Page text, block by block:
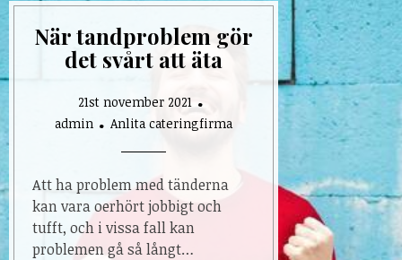
När tandproblem gör
det svårt att äta
21st november 2021
admin
Anlita cateringfirma
Att ha problem med tänderna
kan vara oerhört jobbigt och
tufft, och i vissa fall kan
problemen gå så långt…